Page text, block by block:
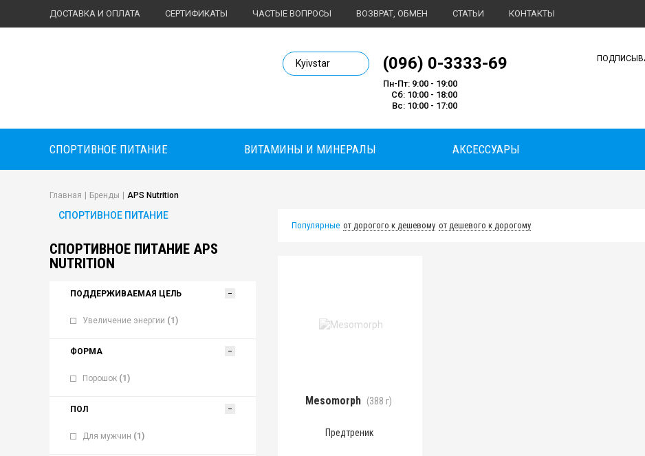
ДОСТАВКА И ОПЛАТА СЕРТИФИКАТЫ ЧАСТЫЕ ВОПРОСЫ ВОЗВРАТ, ОБМЕН СТАТЬИ КОНТАКТЫ
Body Market №1 магазин спортивного питания
Kyivstar (096) 0-3333-69
Пн-Пт: 9:00 - 19:00
Сб: 10:00 - 18:00
Вс: 10:00 - 17:00
СПОРТИВНОЕ ПИТАНИЕ ВИТАМИНЫ И МИНЕРАЛЫ АКСЕССУАРЫ
Главная Бренды APS Nutrition
СПОРТИВНОЕ ПИТАНИЕ
СПОРТИВНОЕ ПИТАНИЕ APS
NUTRITION
ПОДДЕРЖИВАЕМАЯ ЦЕЛЬ
Увеличение энергии (1)
ФОРМА
Порошок (1)
ПОЛ
Для мужчин (1)
Популярные от дорогого к дешевому от дешевого к дорогому
Mesomorph (388 г)
Предтреник